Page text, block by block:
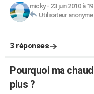
micky- 23 juin 2010 à
Utilisateur anonyme
3 réponses
Pourquoi ma
plus ?